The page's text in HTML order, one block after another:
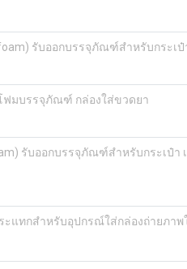
รับออกบรรจุภัณฑ์สำหรับกระเป๋
มบรรจุภัณฑ์ กล่องใส่ขวดยา
รับออกบรรจุภัณฑ์สำหรับกระเป๋า เ
ะแทกสำหรับอุปกรณ์ใส่กล่องถ่ายภา